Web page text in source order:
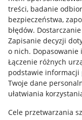
treści, badanie
bezpieczeństwa,
błędów.
Zapisanie decyzji
o nich. Dopasowanie
Łączenie różnych
podstawie informacji
Twoje dane
ułatwiania
Cele przetwarzania
Mapa miejscowości
Informacje prawne
Regulamin
Polityka plików
Ustawienia plików
Udostępnianie